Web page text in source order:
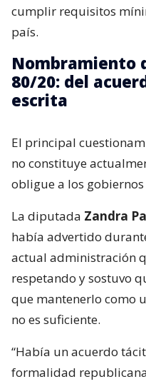
cumplir requisitos
país.
Nombramiento
80/20: del
escrita
El principal
no constituye
obligue a los
La diputada Zandra
había advertido
actual administración
respetando y sostuvo
que mantenerlo como
no es suficiente.
“Había un acuerdo
formalidad